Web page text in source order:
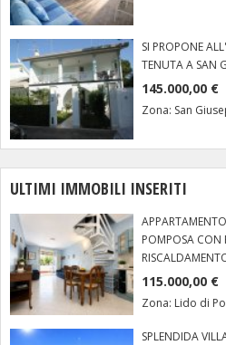
SI PROPONE
TENUTA A SAN
145.000,00 €
Zona: San
ULTIMI IMMOBILI INSERITI
POMPOSA CON
115.000,00 €
Zona: Lido di
SPLENDIDA